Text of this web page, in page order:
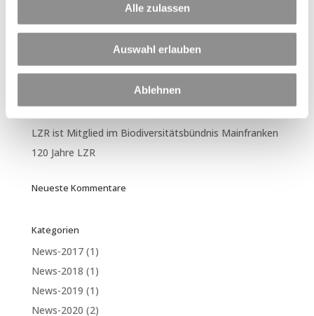
Alle zulassen
Auswahl erlauben
Ablehnen
Gemeinschaft und jede Menge Spaß! 🍍
LZR ist Mitglied im Biodiversitätsbündnis Mainfranken
120 Jahre LZR
Neueste Kommentare
Kategorien
News-2017(1)
News-2018 (1)
News-2019 (1)
News-2020 (2)